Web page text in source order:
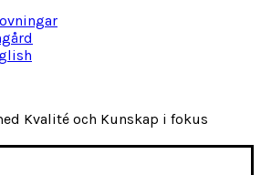
Kvalité och Kunskap i fokus